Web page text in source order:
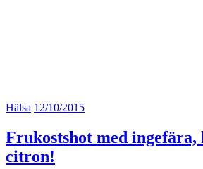
Hälsa 12/10/2015
Frukostshot med ingefära,
citron!